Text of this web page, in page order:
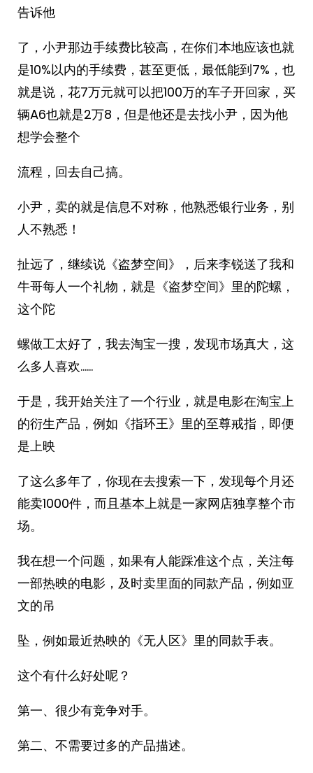
告诉他
了，小尹那边手续费比较高，在你们本地应该也就
是10%以内的手续费，甚至更低，最低能到7%，也
就是说，花7万元就可以把100万的车子开回家，买
辆A6也就是2万8，但是他还是去找小尹，因为他
想学会整个
流程，回去自己搞。
小尹，卖的就是信息不对称，他熟悉银行业务，别
人不熟悉！
扯远了，继续说《盗梦空间》，后来李锐送了我和
牛哥每人一个礼物，就是《盗梦空间》里的陀螺，
这个陀
螺做工太好了，我去淘宝一搜，发现市场真大，这
么多人喜欢……
于是，我开始关注了一个行业，就是电影在淘宝上
的衍生产品，例如《指环王》里的至尊戒指，即便
是上映
了这么多年了，你现在去搜索一下，发现每个月还
能卖1000件，而且基本上就是一家网店独享整个市
场。
我在想一个问题，如果有人能踩准这个点，关注每
一部热映的电影，及时卖里面的同款产品，例如亚
文的吊
坠，例如最近热映的《无人区》里的同款手表。
这个有什么好处呢？
第一、很少有竞争对手。
第二、不需要过多的产品描述。